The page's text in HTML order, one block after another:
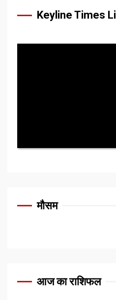
Keyline Times
मौसम
आज का राशिफल